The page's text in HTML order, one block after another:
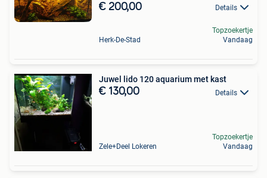
€ 200,00 Details
Herk-De-Stad
Topzoekertje
Vandaag
Juwel lido 120 aquarium met kast
€ 130,00 Details
Zele+Deel Lokeren
Topzoekertje
Vandaag